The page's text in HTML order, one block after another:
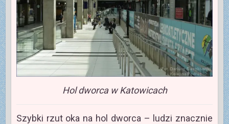
Hol dworca w Katowicach
Szybki rzut oka na hol dworca – ludzi znacznie